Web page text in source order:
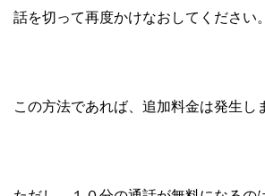
話を切って再度かけなおしてください。
この方法であれば、追加料金は発生し